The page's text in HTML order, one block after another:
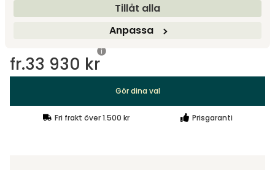
Tillåt alla
Anpassa
Rekommenderade tillval
fr.33 930 kr
Gör dina val
Fri frakt över 1.500 kr Prisgaranti